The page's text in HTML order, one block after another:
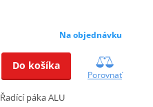
Na objednávku
Do košíka
Porovnať
Řadící páka ALU